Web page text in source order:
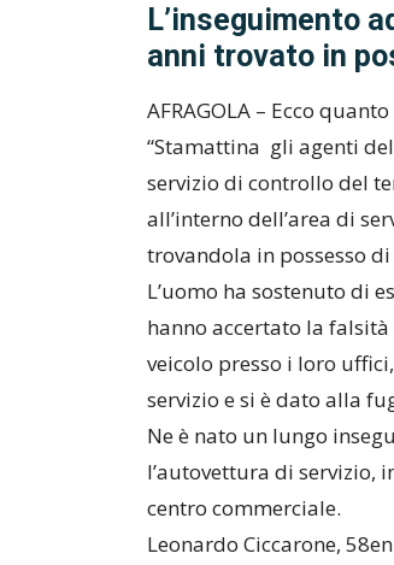
L’inseguimento
anni trovato in
AFRAGOLA – Ecco
“Stamattina gli agenti
servizio di controllo del
all’interno dell’area di
trovandola in possesso
L’uomo ha sostenuto di
hanno accertato la
veicolo presso i loro
servizio e si è dato alla
Ne è nato un lungo
l’autovettura di servizio,
centro commerciale.
Leonardo Ciccarone,